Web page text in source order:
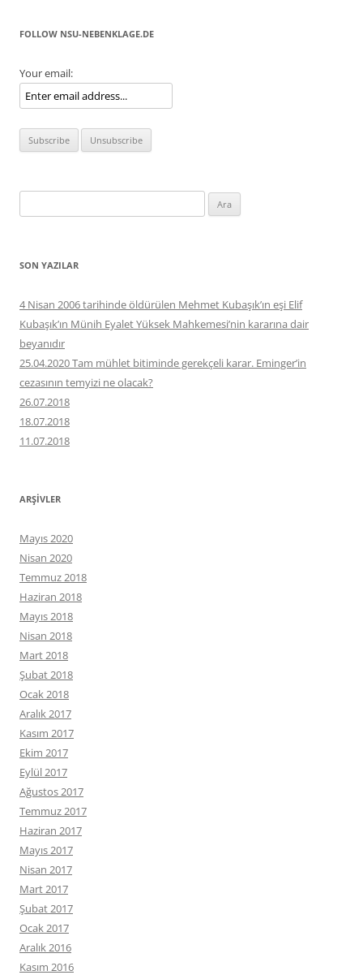
FOLLOW NSU-NEBENKLAGE.DE
Your email:
SON YAZILAR
4 Nisan 2006 tarihinde öldürülen Mehmet Kubaşık’ın eşi Elif
Kubaşık’ın Münih Eyalet Yüksek Mahkemesi’nin kararına dair
beyanıdır
25.04.2020 Tam mühlet bitiminde gerekçeli karar. Eminger’in
cezasının temyizi ne olacak?
26.07.2018
18.07.2018
11.07.2018
ARŞIVLER
Mayıs 2020
Nisan 2020
Temmuz 2018
Haziran 2018
Mayıs 2018
Nisan 2018
Mart 2018
Şubat 2018
Ocak 2018
Aralık 2017
Kasım 2017
Ekim 2017
Eylül 2017
Ağustos 2017
Temmuz 2017
Haziran 2017
Mayıs 2017
Nisan 2017
Mart 2017
Şubat 2017
Ocak 2017
Aralık 2016
Kasım 2016